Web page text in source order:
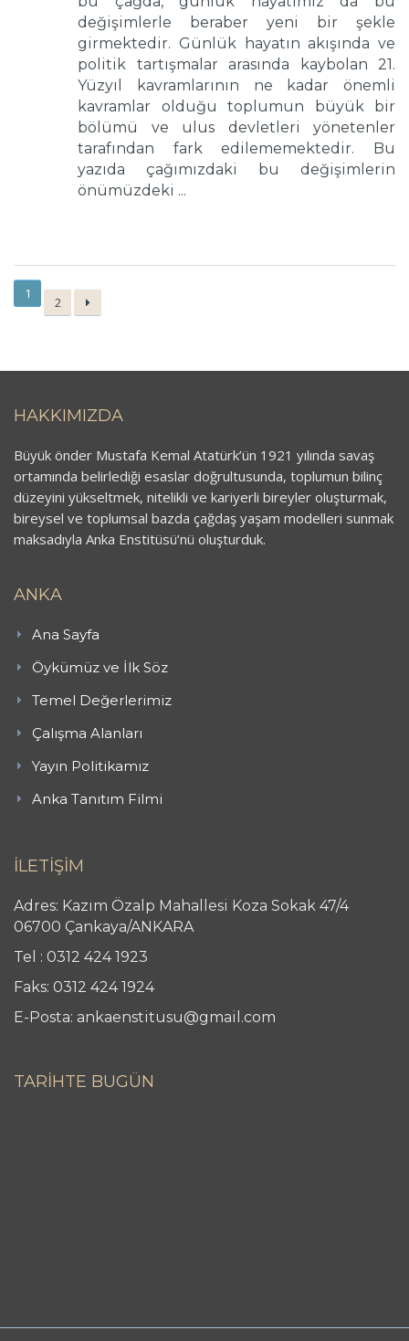
değişimlerle beraber yeni bir şekle
girmektedir. Günlük hayatın akışında ve
politik tartışmalar arasında kaybolan 21.
Yüzyıl kavramlarının ne kadar önemli
kavramlar olduğu toplumun büyük bir
bölümü ve ulus devletleri yönetenler
tarafından fark edilememektedir. Bu
yazıda çağımızdaki bu değişimlerin
önümüzdeki ...
1
2
HAKKIMIZDA
Büyük önder Mustafa Kemal Atatürk’ün 1921 yılında savaş
ortamında belirlediği esaslar doğrultusunda, toplumun bilinç
düzeyini yükseltmek, nitelikli ve kariyerli bireyler oluşturmak,
bireysel ve toplumsal bazda çağdaş yaşam modelleri sunmak
maksadıyla Anka Enstitüsü’nü oluşturduk.
ANKA
Ana Sayfa
Öykümüz ve İlk Söz
Temel Değerlerimiz
Çalışma Alanları
Yayın Politikamız
Anka Tanıtım Filmi
İLETİŞİM
Adres: Kazım Özalp Mahallesi Koza Sokak 47/4
06700 Çankaya/ANKARA
Tel : 0312 424 1923
Faks: 0312 424 1924
E-Posta: ankaenstitusu@gmail.com
TARİHTE BUGÜN